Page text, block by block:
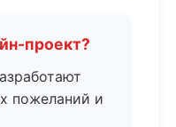
проект?
пожеланий и